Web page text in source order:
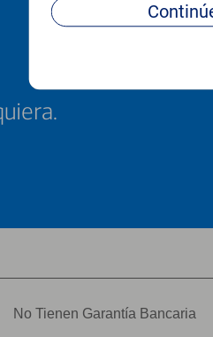
No Tienen Garantía Bancaria